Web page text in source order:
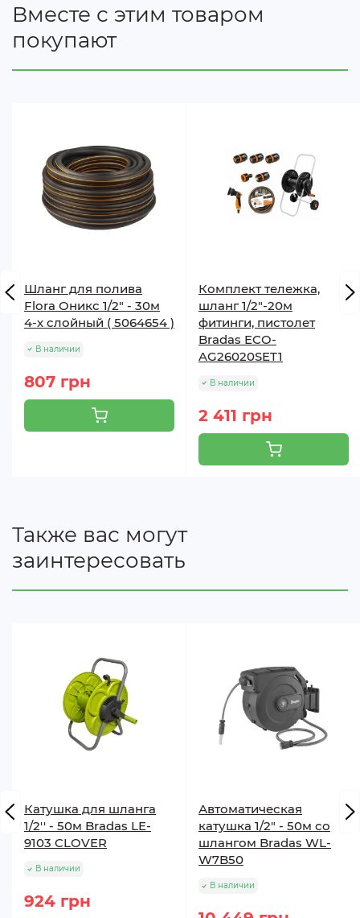
Большие легкие колеса со специальным
профилем, который предотвращает скольжение.
Вместе с этим товаром
покупают
Шланг для полива
Flora Оникс 1/2" - 30м
4-х слойный ( 5064654 )
В наличии
807 грн
Комплект тележка,
шланг 1/2"-20м
фитинги, пистолет
Bradas ECO-
AG26020SET1
В наличии
2 411 грн
Также вас могут
заинтересовать
Катушка для шланга
1/2'' - 50м Bradas LE-
9103 CLOVER
В наличии
924 грн
Автоматическая
катушка 1/2" - 50м со
шлангом Bradas WL-
W7B50
В наличии